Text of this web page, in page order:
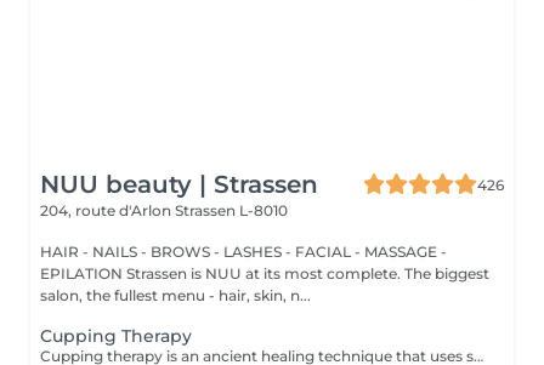
NUU beauty | Strassen
426
204, route d'Arlon Strassen L-8010
HAIR - NAILS - BROWS - LASHES - FACIAL - MASSAGE -
EPILATION Strassen is NUU at its most complete. The biggest
salon, the fullest menu - hair, skin, n...
Cupping Therapy
Cupping therapy is an ancient healing technique that uses special cups to create gentle suction on the skin. This suction promotes blood flow, relieves muscle tension, reduces inflammation, and supports deep relaxation. The treatment can help release toxins, improve circulation, and ease chronic pain or stiffness. *Please note that cupping therapy could just be added to a massage service with includes back massage.